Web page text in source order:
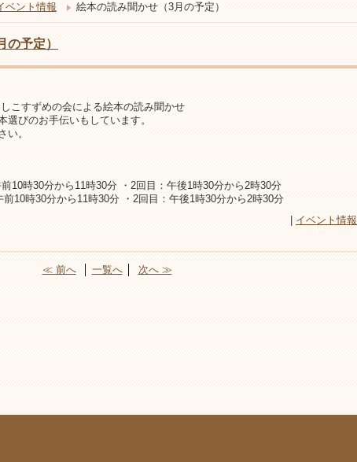
ベント情報 絵本の読み聞かせ（3月の予定）
予定）
こすずめの会による絵本の読み聞かせ
びのお手伝いもしています。
。
時30分から11時30分 ・2回目：午後1時30分から2時30分
時30分から11時30分 ・2回目：午後1時30分から2時30分
イベント情報
≪ 前へ│ 一覧へ│ 次へ ≫